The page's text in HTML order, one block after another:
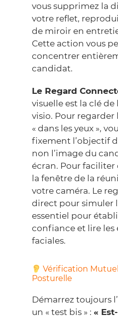
vous supprimez la
votre reflet,
de miroir en
Cette action vous
concentrer
candidat.
Le Regard
visuelle est la clé
visio. Pour
« dans les yeux »,
fixement l’objectif
non l’image du
écran. Pour faciliter
la fenêtre de la
votre caméra. Le
direct pour simuler
essentiel pour
confiance et lire les
faciales.
Vérification
Posturelle
Démarrez toujours
un « test bis » : «